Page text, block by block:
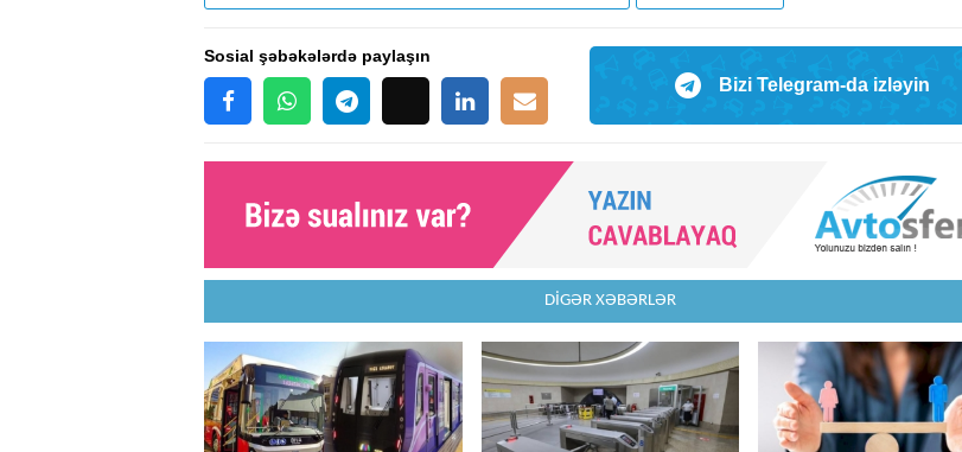
Sosial şəbəkələrdə paylaşın
Bizi Telegram-da izləyin
DİGƏR XƏBƏRLƏR